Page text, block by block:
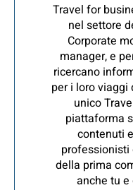
Travel for
nel settore
Corporate
manager, e
ricercano
per i loro viaggi
unico
piattaforma
contenuti
professionisti
della prima
anche tu